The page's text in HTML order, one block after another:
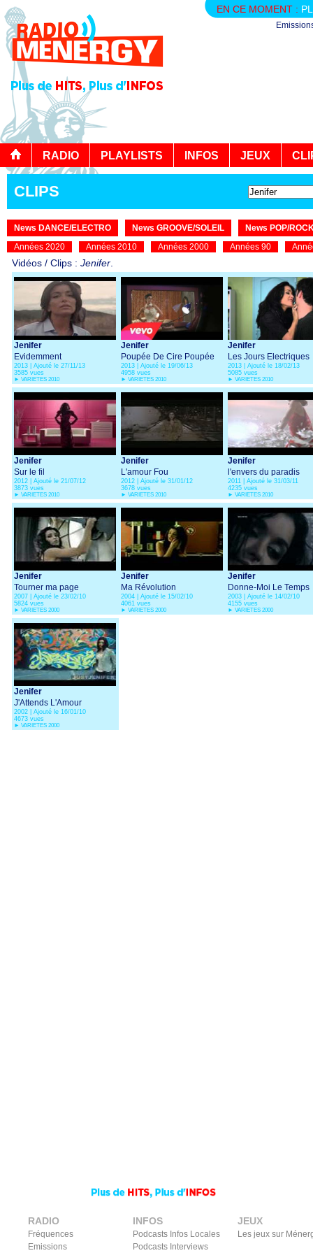
EN CE MOMENT :
RADIO PLAYLISTS INFOS JEUX
CLIPS
News DANCE/ELECTRO News GROOVE/SOLEIL
News POP/
Années 2020
Années 2010 Années 2000 Années 90
Vidéos / Clips : Jenifer
Jenifer
Evidemment
2013 | Ajouté le 27/11/13
3585 vues
► VARIETES 2010
Jenifer
Poupée De Cire Poupée
De Son
2013 | Ajouté le 19/06/13
4958 vues
► VARIETES 2010
Jenifer
Les Jours Electriques
2013 | Ajouté le 18/02/13
5085 vues
► VARIETES 2010
Jenifer
Sur le fil
2012 | Ajouté le 21/07/12
3873 vues
► VARIETES 2010
Jenifer
L'amour Fou
2012 | Ajouté le 31/01/12
3678 vues
► VARIETES 2010
Jenifer
l'envers du paradis
2011 | Ajouté le 31/03/11
4235 vues
► VARIETES 2010
Jenifer
Tourner ma page
2007 | Ajouté le 23/02/10
5824 vues
► VARIETES 2000
Jenifer
Ma Révolution
2004 | Ajouté le 15/02/10
4061 vues
► VARIETES 2000
Jenifer
Donne-Moi Le Temps
2003 | Ajouté le 14/02/10
4155 vues
► VARIETES 2000
Jenifer
J'Attends L'Amour
2002 | Ajouté le 16/01/10
4673 vues
► VARIETES 2000
RADIO
Fréquences
Emissions
INFOS
Podcasts Infos Locales
Podcasts Interviews
JEUX
Les jeux sur